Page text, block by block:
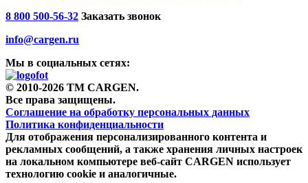
8 800 500-56-32 Заказать звонок
info@cargen.ru
Мы в социальных сетях:
© 2010-2026 TM CARGEN.
Все права защищены.
Соглашение на обработку персональных данных
Политика конфиденциальности
Для отображения персонализированного контента и
рекламных сообщений, а также хранения личных настроек
на локальном компьютере веб-сайт CARGEN использует
технологию cookie и аналогичные.